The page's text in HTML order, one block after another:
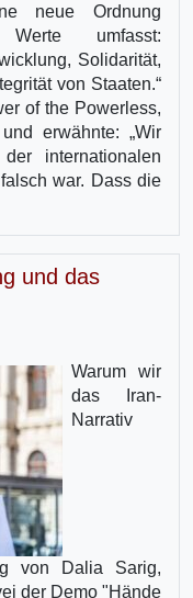
neue Ordnung
umfasst:
Solidarität,
von Staaten.“
of the Powerless,
erwähnte: „Wir
internationalen
war. Dass die
und das
Warum wir
das Iran-
Narrativ
von Dalia Sarig,
der Demo "Hände